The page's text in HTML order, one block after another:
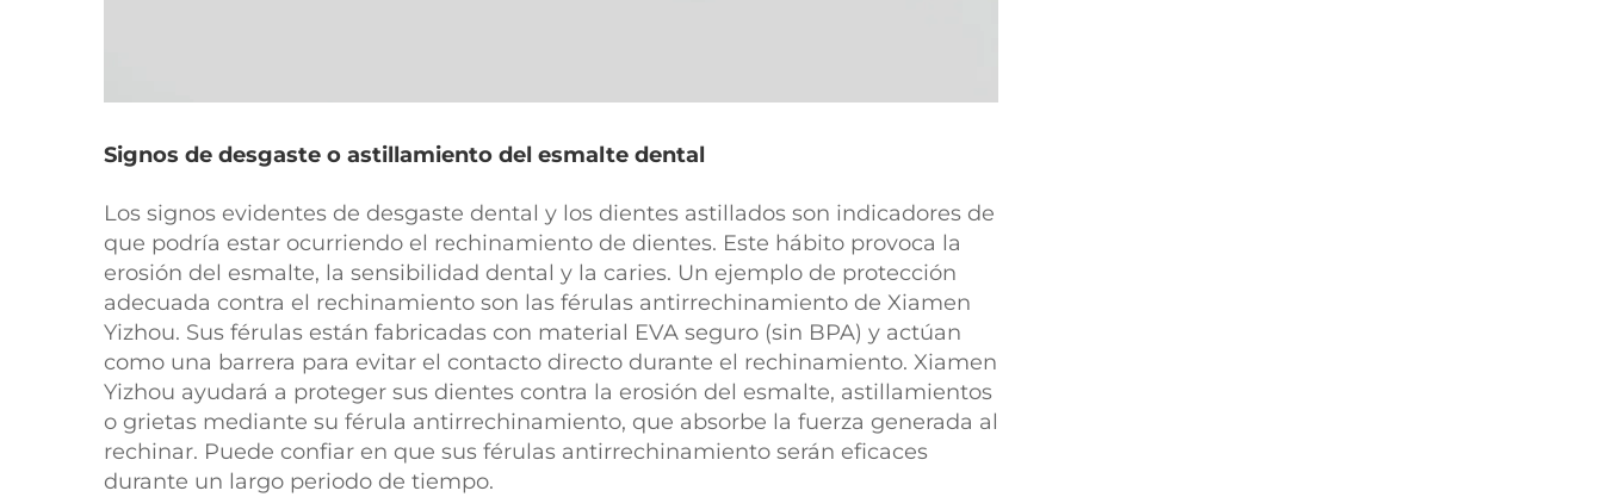
Signos de desgaste o astillamiento del esmalte dental
Los signos evidentes de desgaste dental y los dientes astillados son indicadores de
que podría estar ocurriendo el rechinamiento de dientes. Este hábito provoca la
erosión del esmalte, la sensibilidad dental y la caries. Un ejemplo de protección
adecuada contra el rechinamiento son las férulas antirrechinamiento de Xiamen
Yizhou. Sus férulas están fabricadas con material EVA seguro (sin BPA) y actúan
como una barrera para evitar el contacto directo durante el rechinamiento. Xiamen
Yizhou ayudará a proteger sus dientes contra la erosión del esmalte, astillamientos
o grietas mediante su férula antirrechinamiento, que absorbe la fuerza generada al
rechinar. Puede confiar en que sus férulas antirrechinamiento serán eficaces
durante un largo periodo de tiempo.